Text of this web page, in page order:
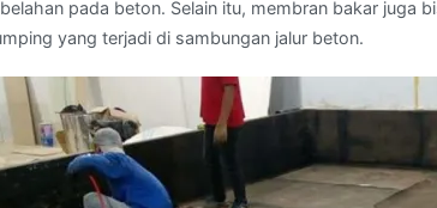
pada beton. Selain itu, membran bakar juga
yang terjadi di sambungan jalur beton.